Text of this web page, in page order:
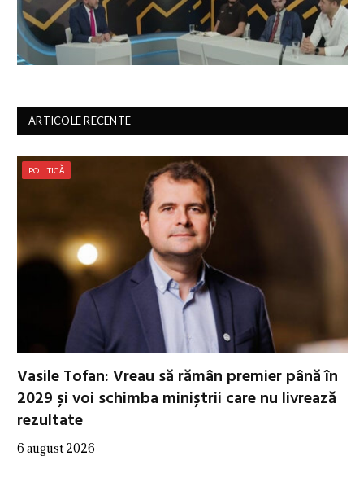
ARTICOLE RECENTE
POLITICĂ
Vasile Tofan: Vreau să rămân premier până în
2029 și voi schimba miniștrii care nu livrează
rezultate
6 august 2026